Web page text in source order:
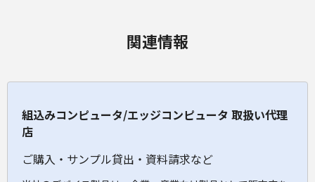
関連情報
組込みコンピュータ/エッジコンピュータ 取扱い代理
店
ご購入・サンプル貸出・資料請求など